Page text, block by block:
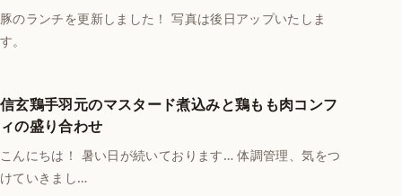
豚のランチを更新しました！ 写真は後日アップいたしま
す。
信玄鶏手羽元のマスタード煮込みと鶏もも肉コンフ
ィの盛り合わせ
こんにちは！ 暑い日が続いております… 体調管理、気をつ
けていきまし…